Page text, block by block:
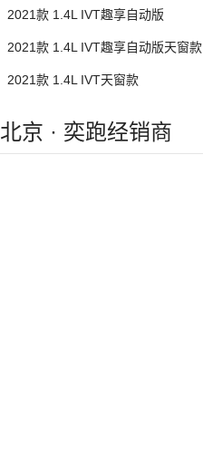
2021款 1.4L IVT趣享自动版
2021款 1.4L IVT趣享自动版天窗款
2021款 1.4L IVT天窗款
北京 · 奕跑经销商